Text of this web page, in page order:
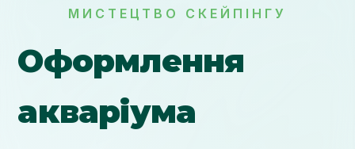
МИСТЕЦТВО СКЕЙПІНГУ
Оформлення
акваріума